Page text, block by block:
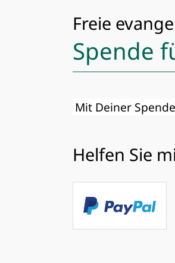
Freie
Spende
Mit Deiner
Helfen Sie